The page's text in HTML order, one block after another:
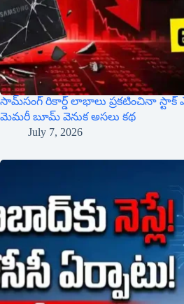
సామ్‌సంగ్ రికార్డ్ లాభాలు ప్రకటించినా స్టాక్
మెమరీ బూమ్ వెనుక అసలు కథ
July 7, 2026